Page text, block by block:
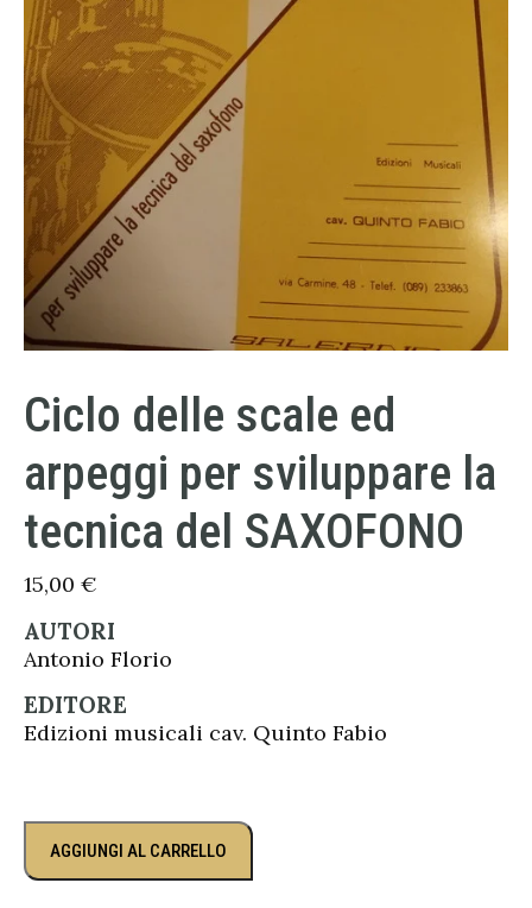
Ciclo delle scale ed
arpeggi per sviluppare la
tecnica del SAXOFONO
15,00 €
AUTORI
Antonio Florio
EDITORE
Edizioni musicali cav. Quinto Fabio
AGGIUNGI AL CARRELLO